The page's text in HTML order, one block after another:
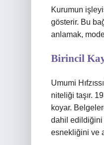
Kurumun
gösterir. Bu
anlamak,
Birincil
Umumi
niteliği taşır.
koyar.
dahil edildiğini
esnekliğini ve